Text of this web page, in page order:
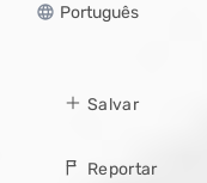
Português
Salvar
Reportar